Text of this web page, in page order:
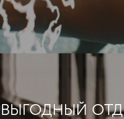
ВЫГОДНЫЙ